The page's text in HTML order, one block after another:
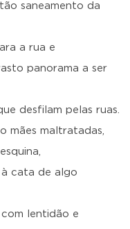
saneamento da
a rua e
panorama a ser
desfilam pelas ruas.
mães maltratadas,
cata de algo
lentidão e